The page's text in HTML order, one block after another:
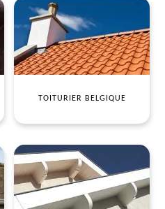
TOITURIER BELGIQUE